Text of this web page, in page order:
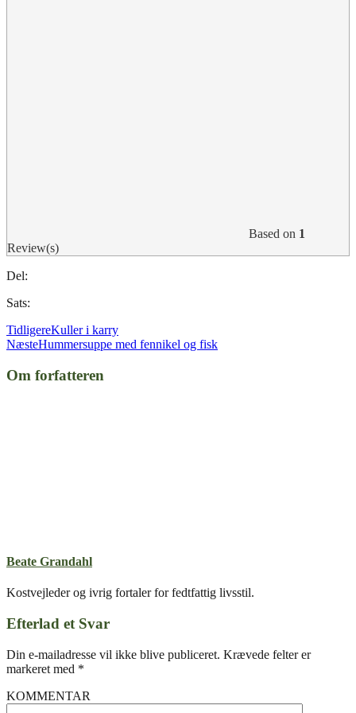
Based on 1
Review(s)
Del:
Sats:
TidligereKuller i karry
NæsteHummersuppe med fennikel og fisk
Om forfatteren
Beate Grandahl
Kostvejleder og ivrig fortaler for fedtfattig livsstil.
Efterlad et Svar
Din e-mailadresse vil ikke blive publiceret. Krævede felter er
markeret med *
KOMMENTAR